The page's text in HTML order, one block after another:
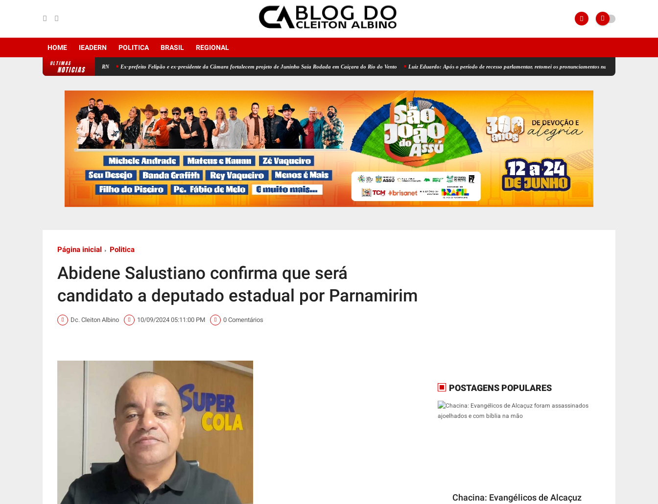
HOME IEADERN POLITICA BRASIL REGIONAL
ULTIMAS
NOTICIAS
o nome de Jorge para o RN Ex-prefeito Felipão e ex-presidente da Câmara fortalecem projeto de Juninho Saia Rodada em Caiçara do Rio do Vento Luiz Eduardo: Após o período de recesso parlamentar, retomei os pronunciamentos na tribuna da ALRN, reafirmando
Página inicial Politica
Abidene Salustiano confirma que será
candidato a deputado estadual por Parnamirim
Dc. Cleiton Albino 10/09/2024 05:11:00 PM 0 Comentários
POSTAGENS POPULARES
Chacina: Evangélicos de Alcaçuz